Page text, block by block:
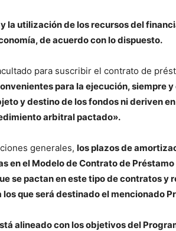
la utilización de los recursos del
de acuerdo con lo dispuesto.
para suscribir el contrato de
para la ejecución, siempre
y destino de los fondos ni deriven
arbitral pactado».
generales, los plazos de
en el Modelo de Contrato de Préstamo
se pactan en este tipo de contratos y
que será destinado el mencionado
alineado con los objetivos del